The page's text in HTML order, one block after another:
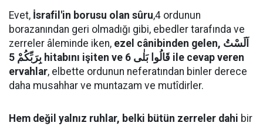
Evet, İsrafil'in borusu olan sûru,4 ordunun
borazanından geri olmadığı gibi, ebedler tarafında ve
zerreler âleminde iken, ezel cânibinden gelen, اَلَسْتُ
بِرَبِّكُمْ 5 hitabını işiten ve قَالُوا بَلٰى 6 ile cevap veren
ervahlar, elbette ordunun neferatından binler derece
daha musahhar ve muntazam ve mutîdirler.
Hem değil yalnız ruhlar, belki bütün zerreler dahi bir